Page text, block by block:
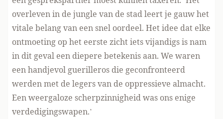
overleven in de jungle van de stad leert je gauw het
vitale belang van een snel oordeel. Het idee dat elke
ontmoeting op het eerste zicht iets vijandigs is nam
in dit geval een diepere betekenis aan. We waren
een handjevol guerilleros die geconfronteerd
werden met de legers van de oppressieve almacht.
Een weergaloze scherpzinnigheid was ons enige
verdedigingswapen.’